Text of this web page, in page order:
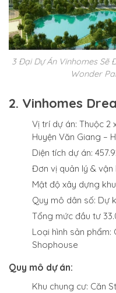
3 Đại Dự Án Vinhomes Sẽ
Wonder
2. Vinhomes
Vị trí dự án: Thuộc 2
Huyện Văn Giang –
Diện tích dự án:
Đơn vị quản lý & vận
Mật độ xây dựng
Quy mô dân số: Dự
Tổng mức đầu tư
Loại hình sản phẩm:
Shophouse
Quy mô dự án:
Khu chung cư: Căn